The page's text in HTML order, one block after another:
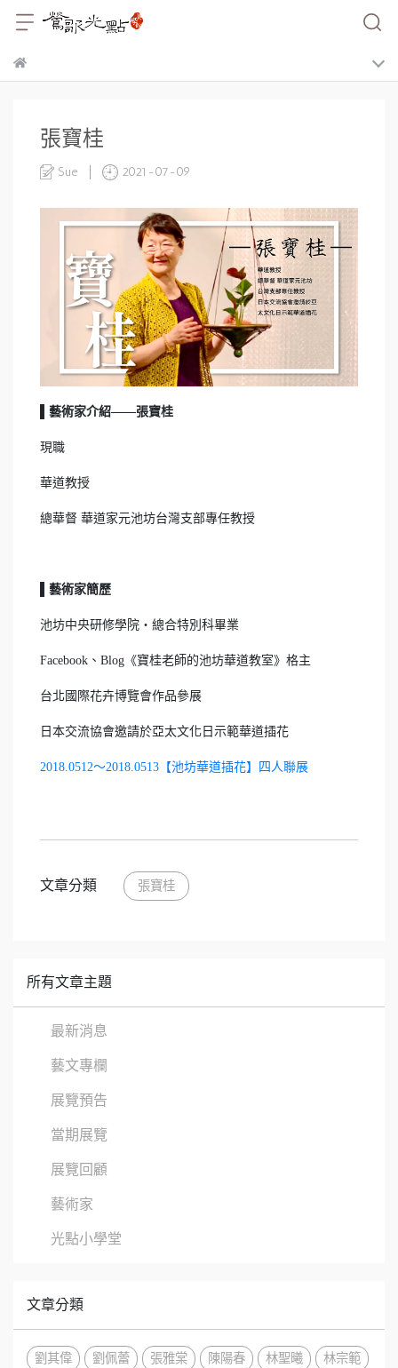
張寶桂
Sue 2021-07-09
▌藝術家介紹——張寶桂
現職
華道教授
總華督 華道家元池坊台灣支部專任教授
▌藝術家簡歷
池坊中央研修學院‧總合特別科畢業
Facebook、Blog《寶桂老師的池坊華道教室》格主
台北國際花卉博覽會作品參展
日本交流協會邀請於亞太文化日示範華道插花
2018.0512～2018.0513【池坊華道插花】四人聯展
文章分類 張寶桂
所有文章主題
最新消息
藝文專欄
展覽預告
當期展覽
展覽回顧
藝術家
光點小學堂
文章分類
劉其偉 劉佩蕾 張雅棠 陳陽春 林聖曦
林宗範